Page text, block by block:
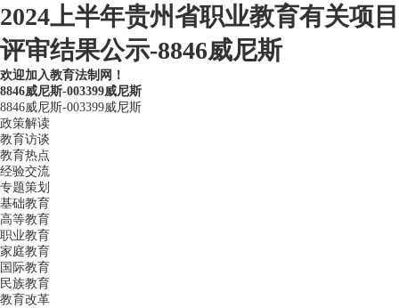
2024上半年贵州省职业教育有关项目
评审结果公示-8846威尼斯
欢迎加入教育法制网！
8846威尼斯-003399威尼斯
8846威尼斯-003399威尼斯
政策解读
教育访谈
教育热点
经验交流
专题策划
基础教育
高等教育
职业教育
家庭教育
国际教育
民族教育
教育改革